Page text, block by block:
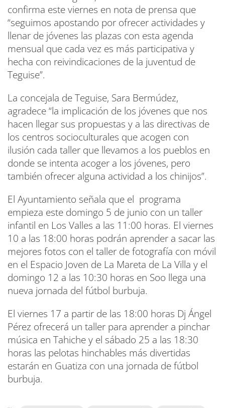
confirma este viernes en nota de prensa que
“seguimos apostando por ofrecer actividades y
llenar de jóvenes las plazas con esta agenda
mensual que cada vez es más participativa y
hecha con reivindicaciones de la juventud de
Teguise”.
La concejala de Teguise, Sara Bermúdez,
agradece “la implicación de los jóvenes que nos
hacen llegar sus propuestas y a las directivas de
los centros socioculturales que acogen con
ilusión cada taller que llevamos a los pueblos en
donde se intenta acoger a los jóvenes, pero
también ofrecer alguna actividad a los chinijos”.
El Ayuntamiento señala que el programa
empieza este domingo 5 de junio con un taller
infantil en Los Valles a las 11:00 horas. El viernes
10 a las 18:00 horas podrán aprender a sacar las
mejores fotos con el taller de fotografía con móvil
en el Espacio Joven de La Mareta de La Villa y el
domingo 12 a las 10:30 horas en Soo llega una
nueva jornada del fútbol burbuja.
El viernes 17 a partir de las 18:00 horas Dj Ángel
Pérez ofrecerá un taller para aprender a pinchar
música en Tahiche y el sábado 25 a las 18:30
horas las pelotas hinchables más divertidas
estarán en Guatiza con una jornada de fútbol
burbuja.